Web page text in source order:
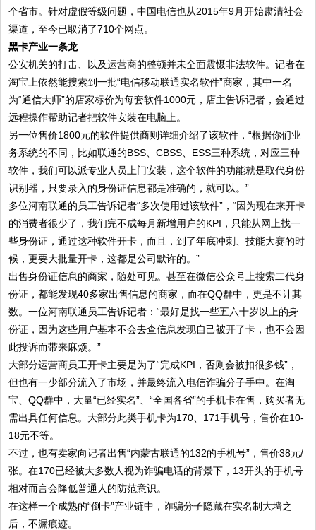
个省市。针对虚假等级问题，中国电信也从2015年9月开始肃清社会
渠道，至今已取消了710个网点。
黑卡产业一条龙
公安机关的打击、以及运营商的整顿并未全面震慑非法软件。记者在
淘宝上依然能搜索到一批“电信移动联通实名软件”商家，其中一名
为“通信大师”的店家标价为每套软件1000元，店主告诉记者，会通过
远程操作帮助记者把软件安装在电脑上。
另一位售价1800元的软件提供商则详细介绍了该软件，“根据你们业
务系统的不同，比如联通的BSS、CBSS、ESS三种系统，对应三种
软件，我们可以派专业人员上门安装，这个软件的功能就是取代身份
识别器，只要录入的身份证信息都是准确的，就可以。”
多位河南联通的员工告诉记者“多次使用过该软件”，“因为现在来开卡
的消费者很少了，我们完不成每月新增用户的KPI，只能从网上找一
些身份证，通过这种软件开卡，而且，到了年底冲刺、技能大赛的时
候，更要大批量开卡，这都是公司默许的。”
出售身份证信息的商家，随处可见。甚至在微信公众号上搜索二代身
份证，都能发现40多家出售信息的商家，而在QQ群中，更是不计其
数。一位河南联通员工告诉记者：“最好是找一些五六十岁以上的身
份证，因为这些用户基本不会去查信息发现自己被开了卡，也不会因
此投诉而带来麻烦。”
大部分运营商员工开卡主要是为了“完成KPI，否则会被扣很多钱”，
但也有一少部分流入了市场，并最终流入电信诈骗分子手中。在淘
宝、QQ群中，大量“已经实名”、“全国各省”的手机卡在售，购买者无
需出具任何信息。大部分此类手机卡为170、171手机号，售价在10-
18元不等。
不过，也有卖家向记者出售“内蒙古联通的132的手机号”，售价38元/
张。在170已经被大多数人视为诈骗电话的背景下，13开头的手机号
相对而言会降低普通人的防范意识。
在这样一个成熟的“倒卡”产业链中，诈骗分子隐藏在实名制大墙之
后，不漏痕迹。